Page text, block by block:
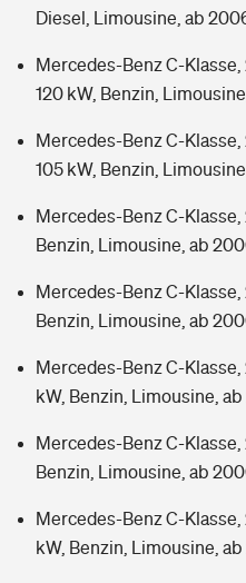
Diesel, Limousine, ab
Mercedes-Benz C-Klasse,
120 kW, Benzin,
Mercedes-Benz C-Klasse,
105 kW, Benzin,
Mercedes-Benz C-Klasse,
Benzin, Limousine, ab
Mercedes-Benz C-Klasse,
Benzin, Limousine, ab
Mercedes-Benz C-
kW, Benzin, Limousine,
Mercedes-Benz C-Klasse,
Benzin, Limousine, ab
Mercedes-Benz C-
kW, Benzin, Limousine,